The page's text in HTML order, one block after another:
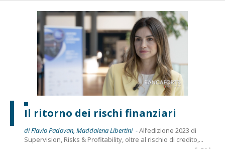
Il ritorno dei rischi finanziari
di Flavio Padovan, Maddalena Libertini -All’edizione 2023 di
Supervision, Risks & Profitability, oltre al rischio di credito,...